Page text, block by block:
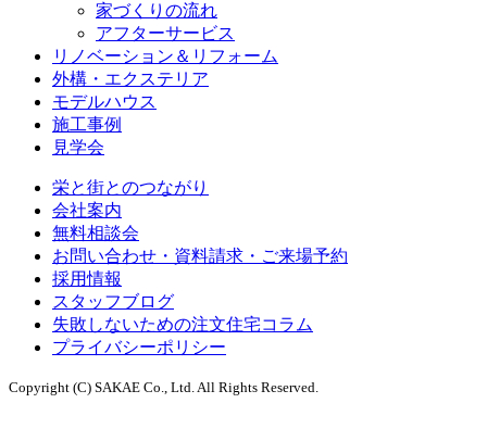
家づくりの流れ
アフターサービス
リノベーション＆リフォーム
外構・エクステリア
モデルハウス
施工事例
見学会
栄と街とのつながり
会社案内
無料相談会
お問い合わせ・資料請求・ご来場予約
採用情報
スタッフブログ
失敗しないための注文住宅コラム
プライバシーポリシー
Copyright (C) SAKAE Co., Ltd. All Rights Reserved.